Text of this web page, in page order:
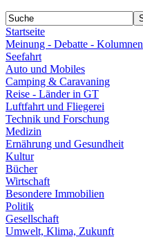
Startseite
Meinung - Debatte - Kolumnen
Seefahrt
Auto und Mobiles
Camping & Caravaning
Reise - Länder in GT
Luftfahrt und Fliegerei
Technik und Forschung
Medizin
Ernährung und Gesundheit
Kultur
Bücher
Wirtschaft
Besondere Immobilien
Politik
Gesellschaft
Umwelt, Klima, Zukunft